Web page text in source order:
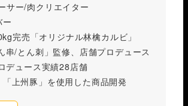
サー/肉クリエイター
ー
完売「オリジナル林檎カルビ」
串/とん刺」監修、店舗プロデュース
デュース実績28店舗
上州豚」を使用した商品開発